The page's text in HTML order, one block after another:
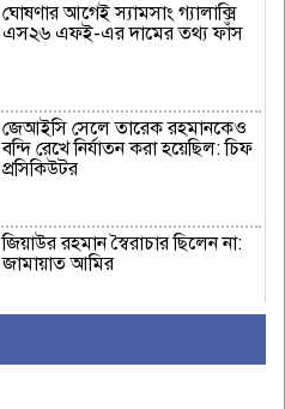
ঘোষণার আগেই স্যামসাং গ্যালাক্সি
এস২৬ এফই-এর দামের তথ্য ফাঁস
জেআইসি সেলে তারেক রহমানকেও
বন্দি রেখে নির্যাতন করা হয়েছিল: চিফ
প্রসিকিউটর
জিয়াউর রহমান স্বৈরাচার ছিলেন না:
জামায়াত আমির